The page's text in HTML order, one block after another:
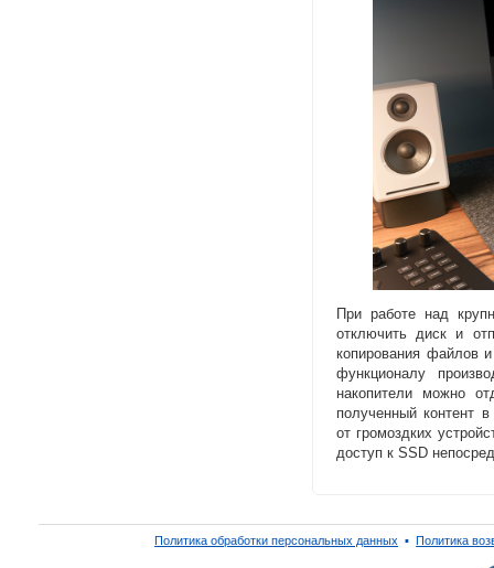
При работе над
отключить диск и
копирования файлов
функционалу
накопители можно
полученный контент
от громоздких
доступ к SSD
Политика обработки персональных данных ▪ Политика